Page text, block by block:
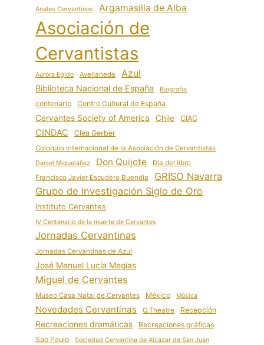
Anales Cervantinos Argamasilla de Alba
Asociación de
Cervantistas
Aurora Egido Avellaneda Azul
Biblioteca Nacional de España Biografía
centenario Centro Cultural de España
Cervantes Society of America Chile CIAC
CINDAC Clea Gerber
Coloquio Internacional de la Asociación de Cervantistas
Daniel Migueláñez Don Quijote
Día del libro
Francisco Javier Escudero Buendía
GRISO Navarra
Grupo de Investigación Siglo de Oro
Instituto Cervantes
IV Centenario de la muerte de Cervantes
Jornadas Cervantinas
Jornadas Cervantinas de Azul
José Manuel Lucía Megías
Miguel de Cervantes
Museo Casa Natal de Cervantes México Música
Novedades Cervantinas Q.Theatre Recepción
Recreaciones dramáticas
Recreaciones gráficas
Sao Paulo
Sociedad Cervantina de Alcázar de San Juan